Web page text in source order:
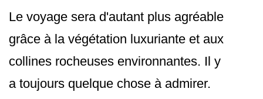
Le voyage sera d'autant plus agréable
grâce à la végétation luxuriante et aux
collines rocheuses environnantes. Il y
a toujours quelque chose à admirer.